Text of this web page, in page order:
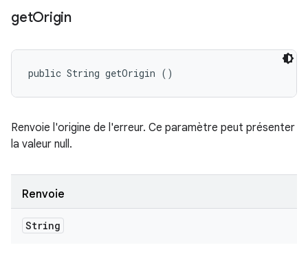
getOrigin
public String getOrigin ()
Renvoie l'origine de l'erreur. Ce paramètre peut présenter
la valeur null.
Renvoie
String